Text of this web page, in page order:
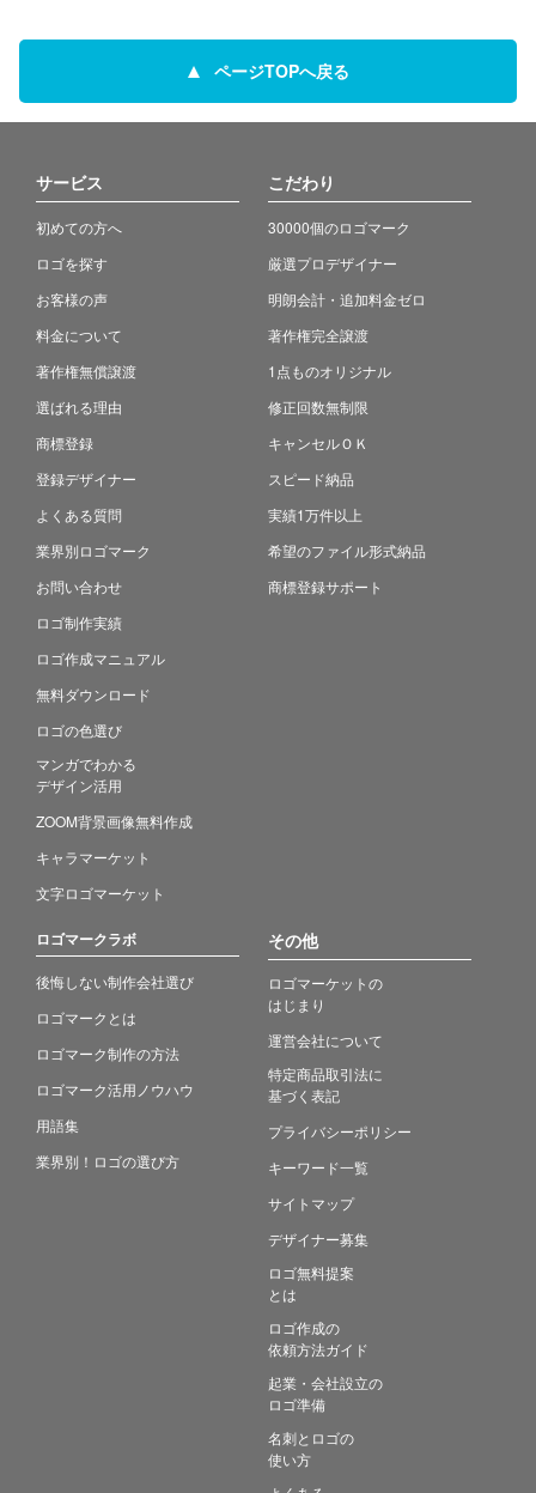
ページTOPへ戻る
サービス
初めての方へ
ロゴを探す
お客様の声
料金について
著作権無償譲渡
選ばれる理由
商標登録
登録デザイナー
よくある質問
業界別ロゴマーク
お問い合わせ
ロゴ制作実績
ロゴ作成マニュアル
無料ダウンロード
ロゴの色選び
マンガでわかる
デザイン活用
ZOOM背景画像無料作成
キャラマーケット
文字ロゴマーケット
こだわり
30000個のロゴマーク
厳選プロデザイナー
明朗会計・追加料金ゼロ
著作権完全譲渡
1点ものオリジナル
修正回数無制限
キャンセルＯＫ
スピード納品
実績1万件以上
希望のファイル形式納品
商標登録サポート
ロゴマークラボ
後悔しない制作会社選び
ロゴマークとは
ロゴマーク制作の方法
ロゴマーク活用ノウハウ
用語集
業界別！ロゴの選び方
その他
ロゴマーケットの
はじまり
運営会社について
特定商品取引法に
基づく表記
プライバシーポリシー
キーワード一覧
サイトマップ
デザイナー募集
ロゴ無料提案
とは
ロゴ作成の
依頼方法ガイド
起業・会社設立の
ロゴ準備
名刺とロゴの
使い方